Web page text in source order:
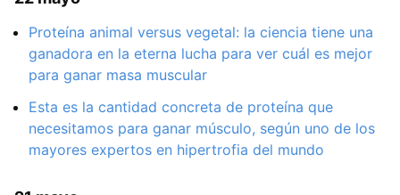
Proteína animal versus vegetal: la ciencia tiene una
ganadora en la eterna lucha para ver cuál es mejor
para ganar masa muscular
Esta es la cantidad concreta de proteína que
necesitamos para ganar músculo, según uno de los
mayores expertos en hipertrofia del mundo